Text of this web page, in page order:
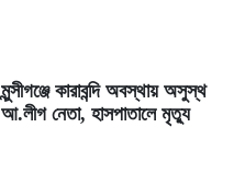
মুন্সীগঞ্জে কারাবন্দি অবস্থায় অসুস্থ
আ.লীগ নেতা, হাসপাতালে মৃত্যু